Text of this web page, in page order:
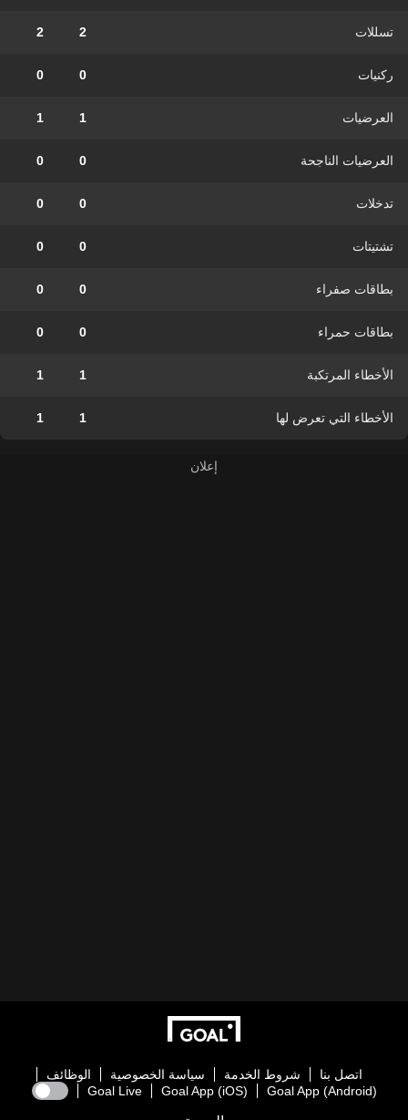
تسللات 2
2
ركنيات 0
0
العرضيات 1
1
العرضيات الناجحة 0
0
تدخلات 0
0
تشتيتات 0
0
بطاقات صفراء 0
0
بطاقات حمراء 0
0
الأخطاء المرتكبة 1
1
الأخطاء التي تعرض لها 1
1
اتصل بنا شروط الخدمة سياسة الخصوصية
الوظائف
Goal App (Android)
Goal App (iOS)
Goal Live